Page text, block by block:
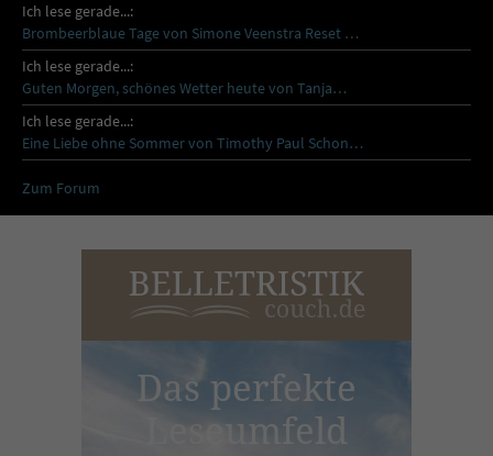
Ich lese gerade...:
Brombeerblaue Tage von Simone Veenstra Reset …
Ich lese gerade...:
Guten Morgen, schönes Wetter heute von Tanja…
Ich lese gerade...:
Eine Liebe ohne Sommer von Timothy Paul Schon…
Zum Forum
Das perfekte
Leseumfeld